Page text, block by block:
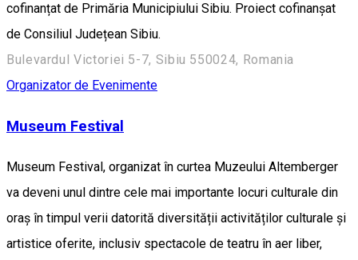
cofinanțat de Primăria Municipiului Sibiu. Proiect cofinanșat
de Consiliul Județean Sibiu.
Bulevardul Victoriei 5-7, Sibiu 550024, Romania
Organizator de Evenimente
Museum Festival
Museum Festival, organizat în curtea Muzeului Altemberger
va deveni unul dintre cele mai importante locuri culturale din
oraș în timpul verii datorită diversității activităților culturale și
artistice oferite, inclusiv spectacole de teatru în aer liber,